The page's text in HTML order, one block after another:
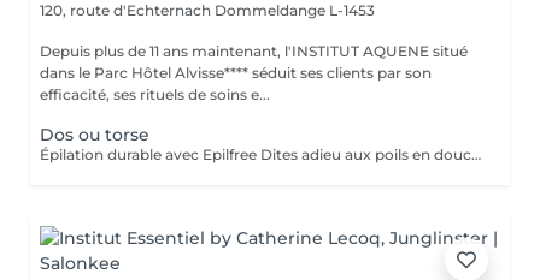
120, route d'Echternach Dommeldange L-1453
Depuis plus de 11 ans maintenant, l'INSTITUT AQUENE situé
dans le Parc Hôtel Alvisse**** séduit ses clients par son
efficacité, ses rituels de soins e...
Dos ou torse
Épilation durable avec Epilfree Dites adieu aux poils en douceur Découvrez Epilfree, une méthode révolutionnaire qui permet de réduire durablement la pilosité, sans laser ni contrainte. Après une épilation à la cire, une solution spécifique est appliquée pour agir directement à la racine du poil et ralentir sa repousse séance après séance. Pourquoi choisir Epilfree ? Efficace sur tous les types de poils (clairs, foncés, fins, épais) Adapté à toutes les couleurs de peau Sans aucune restriction au soleil (idéal toute l'année, même en été ) Compatible sur les zones tatouées Réduction progressive et durable de la repousse Moins de poils incarnés, peau plus douce Résultats visibles rapidement Dès les premières séances : Le poil repousse plus lentement Il devient plus fin et plus clair Les zones s'éclaircissent et s'adoucissent Pour un résultat optimal, une cure est recommandée.